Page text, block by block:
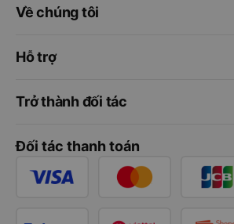
Về chúng tôi
Hỗ trợ
Trở thành đối tác
Đối tác thanh toán